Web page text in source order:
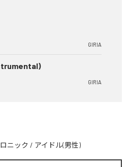
GIRIA
GIRIA
ニック / アイドル(男性)